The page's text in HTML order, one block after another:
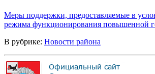
Меры поддержки, предоставляемые в
режима функционирования повышенной
В рубрике: Новости района